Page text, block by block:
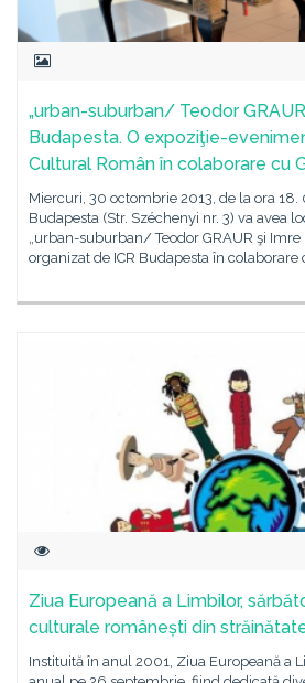
„urban-suburban/ Teodor
Budapesta. O expoziţie-
Cultural Român în colaborare cu
Miercuri, 30 octombrie 2013, de la ora 18.
Budapesta (Str. Széchenyi nr. 3) va avea
„urban-suburban/ Teodor GRAUR şi Imre
organizat de ICR Budapesta în colaborare
Ziua Europeană a Limbilor,
culturale românești din
Instituită în anul 2001, Ziua Europeană a